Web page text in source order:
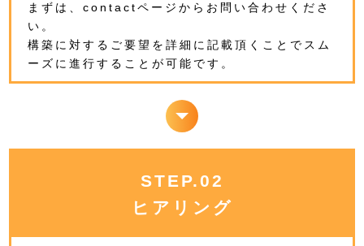
まずは、contactページからお問い合わせくださ
い。
構築に対するご要望を詳細に記載頂くことでスム
ーズに進行することが可能です。
STEP.02
ヒアリング